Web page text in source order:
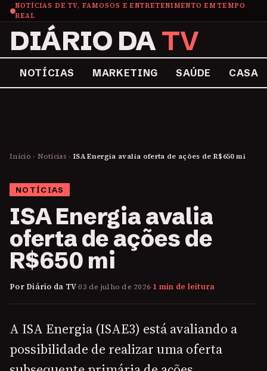
NOTÍCIAS DE TV, FAMOSOS E ENTRETENIMENTO EM TEMPO
REAL
DIÁRIO DATV
NOTÍCIAS MARKETING SAÚDE CASA
Início › Notícias › ISA Energia avalia oferta de ações de R$650 mi
NOTÍCIAS
ISA Energia avalia
oferta de ações de
R$650 mi
Por Diário da TV·03 de julho de 2026·1 min de leitura
A ISA Energia (ISAE3) está avaliando a
possibilidade de realizar uma oferta